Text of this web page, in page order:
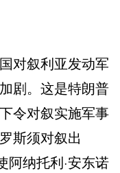
对叙利亚发动军
剧。这是特朗普
令对叙实施军事
斯须对叙出
阿纳托利·安东诺